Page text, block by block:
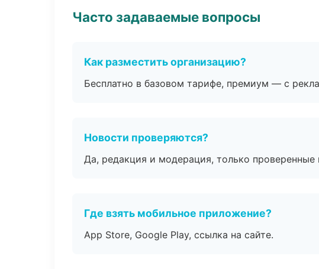
Часто задаваемые вопросы
Как разместить организацию?
Бесплатно в базовом тарифе, премиум — с
Новости проверяются?
Да, редакция и модерация, только проверенные
Где взять мобильное приложение?
App Store, Google Play, ссылка на сайте.